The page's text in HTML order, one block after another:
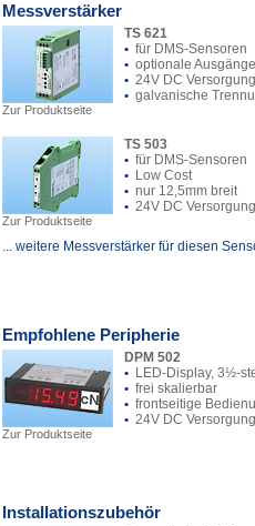
Messverstärker
Zur Produktseite
TS 621
• für DMS-Sensoren
• optionale Ausgänge
• 24V DC Versorgung
• galvanische
Zur Produktseite
TS 503
• für DMS-Sensoren
• Low Cost
• nur 12,5mm breit
• 24V DC Versorgung
... weitere Messverstärker für diesen
Empfohlene Peripherie
Zur Produktseite
DPM 502
• LED-Display, 3½-
• frei skalierbar
• frontseitige
• 24V DC Versorgung
Installationszubehör